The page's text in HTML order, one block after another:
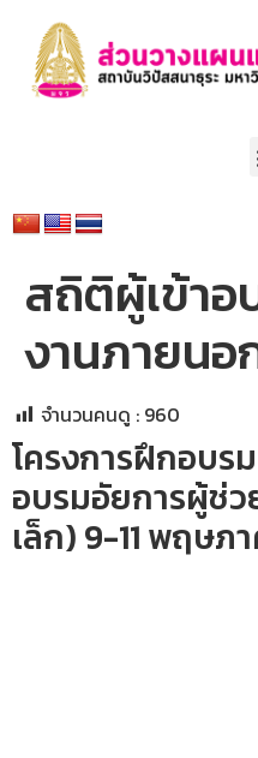
สถิติผู้เข้าอ
งานภายนอ
จำนวนคนดู : 960
โครงการฝึกอบร
อบรมอัยการผู้ช่ว
เล็ก) 9-11 พฤษภ